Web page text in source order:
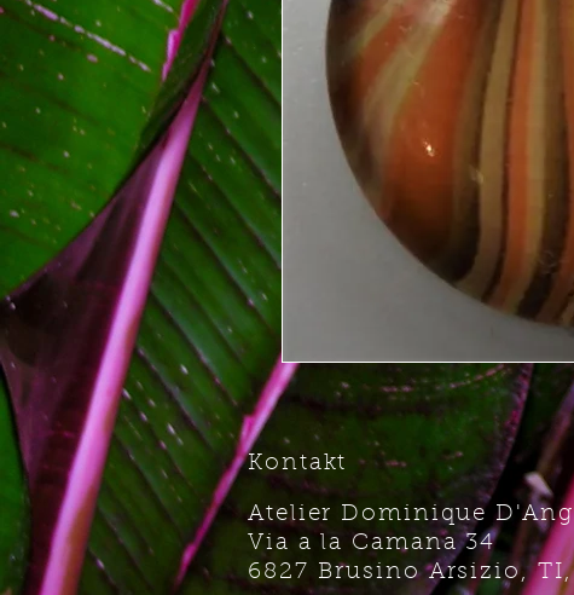
Kontakt
Atelier Dominique
Via a la Camana 34
6827 Brusino Arsizio, TI,